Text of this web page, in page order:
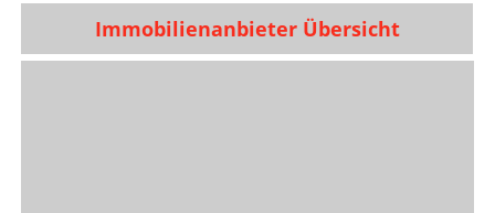
Immobilienanbieter Übersicht